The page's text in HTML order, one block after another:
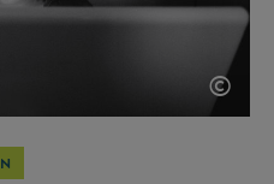
©